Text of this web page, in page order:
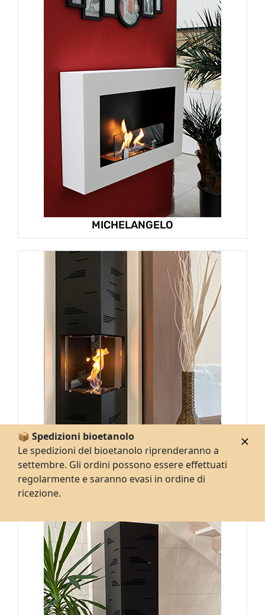
MICHELANGELO
📦 Spedizioni bioetanolo
Le spedizioni del bioetanolo riprenderanno a
settembre. Gli ordini possono essere effettuati
regolarmente e saranno evasi in ordine di
ricezione.